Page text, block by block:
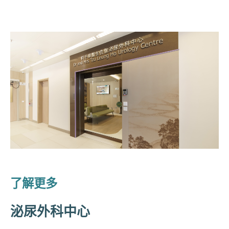
了解更多
泌尿外科中心